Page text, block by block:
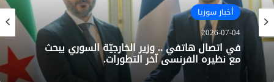
أخبار سوريا
2026-07-04
في اتصال هاتفي .. وزير الخارجيّة السوري يبحث
مع نظيره الفرنسي آخر التطورات.